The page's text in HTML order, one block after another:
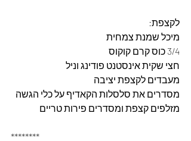
לקצפת:
מיכל שמנת צמחית
3/4 כוס קרם קוקוס
חצי שקית אינסטנט פודינג וניל
מעבדים לקצפת יציבה
מסדרים את סלסלות הקאדיף על כלי הגשה
מזלפים קצפת ומסדרים פירות טריים
********